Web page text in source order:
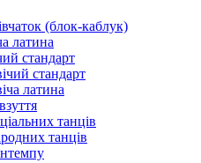
(блок-каблук)
латина
стандарт
стандарт
латина
танців
танців